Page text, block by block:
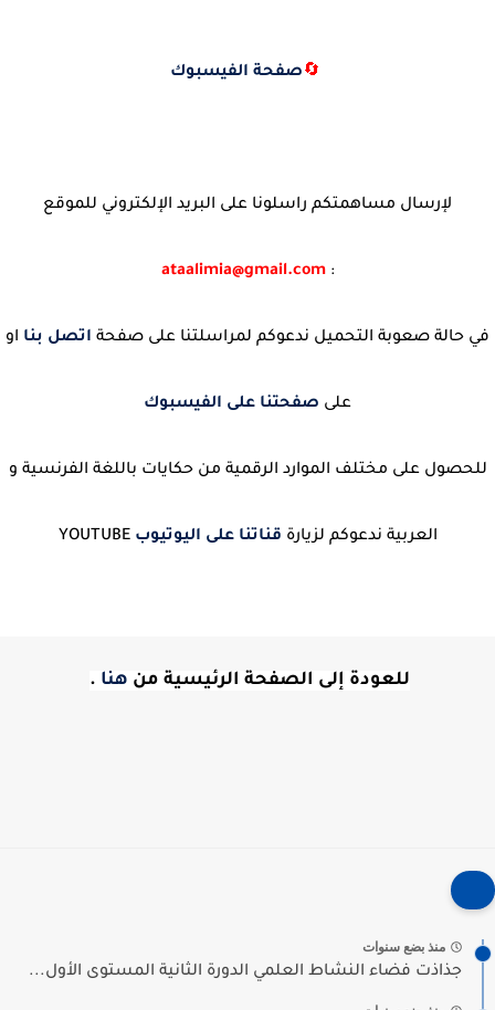
🔄صفحة الفيسبوك
لإرسال مساهمتكم راسلونا على البريد الإلكتروني للموقع
:
ataalimia@gmail.com
في حالة صعوبة التحميل ندعوكم لمراسلتنا على صفحة اتصل بنا او
على صفحتنا على الفيسبوك
للحصول على مختلف الموارد الرقمية من حكايات باللغة الفرنسية و
العربية ندعوكم لزيارة قناتنا على اليوتيوب YOUTUBE
للعودة إلى الصفحة الرئيسية من هنا .
منذ بضع سنوات
جذاذت فضاء النشاط العلمي الدورة الثانية المستوى الأول...